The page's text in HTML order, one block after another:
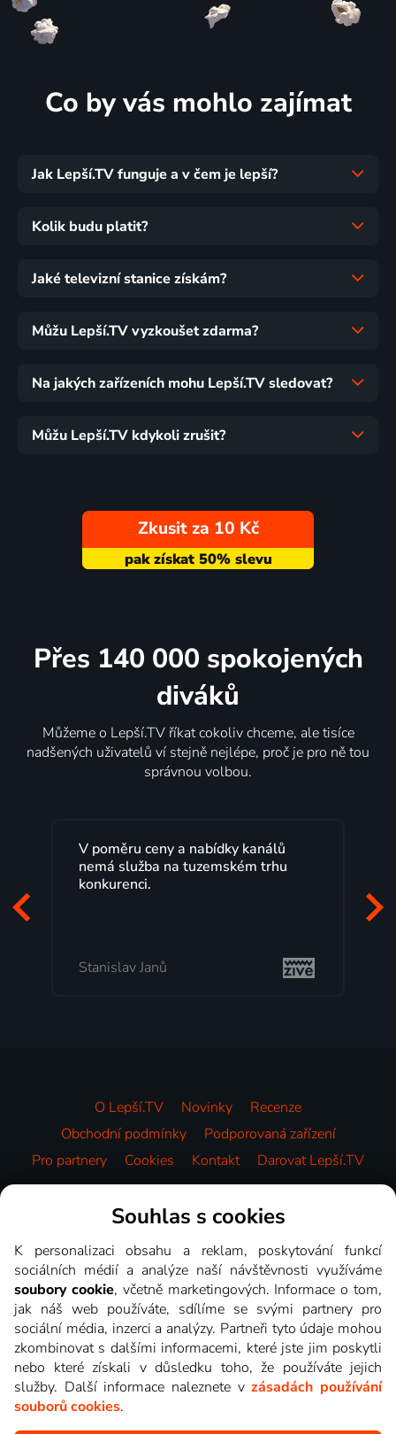
Co by vás mohlo zajímat
Jak Lepší.TV funguje a v čem je lepší?
Kolik budu platit?
Jaké televizní stanice získám?
Můžu Lepší.TV vyzkoušet zdarma?
Na jakých zařízeních mohu Lepší.TV sledovat?
Můžu Lepší.TV kdykoli zrušit?
Zkusit za 10 Kč
Přes 140 000 spokojených
diváků
Můžeme o Lepší.TV říkat cokoliv chceme, ale tisíce
nadšených uživatelů ví stejně nejlépe, proč je pro ně tou
správnou volbou.
Lepší.TV sleduji už několik let s
maximální spokojeností. Velký výběr
programů a nemuset běžet k TV na
Milada Tomešová
O Lepší.TV Novinky
Recenze
Obchodní podmínky
Podporovaná zařízení
Pro partnery
Cookies Kontakt Darovat Lepší.TV
Videotéka
Souhlas s cookies
K personalizaci obsahu a reklam, poskytování funkcí
sociálních médií a analýze naší návštěvnosti využíváme
soubory cookie, včetně marketingových. Informace o tom,
jak náš web používáte, sdílíme se svými partnery pro
sociální média, inzerci a analýzy. Partneři tyto údaje mohou
zkombinovat s dalšími informacemi, které jste jim poskytli
nebo které získali v důsledku toho, že používáte jejich
služby. Další informace naleznete vzásadách používání
souborů cookies.